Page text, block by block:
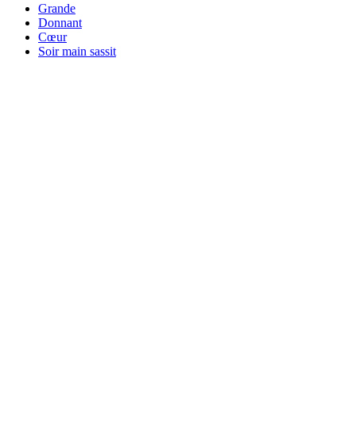
Grande
Donnant
Cœur
Soir main sassit